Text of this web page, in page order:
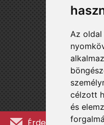
Az oldal
célzott
és